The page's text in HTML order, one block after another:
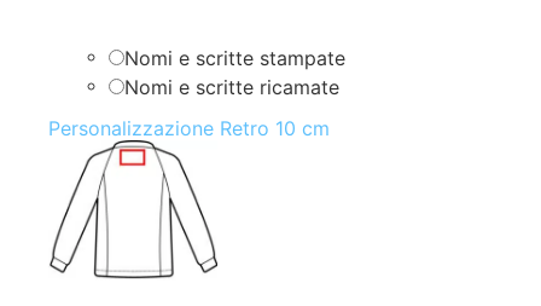
Nomi e scritte stampate
Nomi e scritte ricamate
Personalizzazione Retro 10 cm